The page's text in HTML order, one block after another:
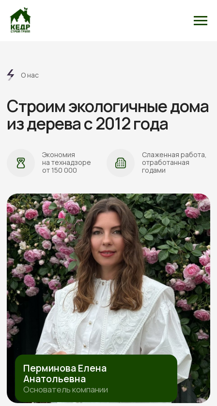
Строим экологичные дома
Экономия
на технадзоре
от 150 000
Слаженная работа,
отработанная
годами
Перминова Елена
Анатольевна
Основатель компании
Три «К» от Кедра — красота,
качество, контроль
Используем только проверенные
материалы, которые совместимы между собой
по технологиям. Каждый дом проектируем
индивидуально под конкретный участок и
бюджет клиента.
За все время построили больше 100
объектовСами проектируем, сами строим и
сами обслуживаем. Мы предлагаем полный
спектр услуг по строительству домов и бань из
дерева, начиная от индивидуального
проектирования и заканчивая ремонтом и